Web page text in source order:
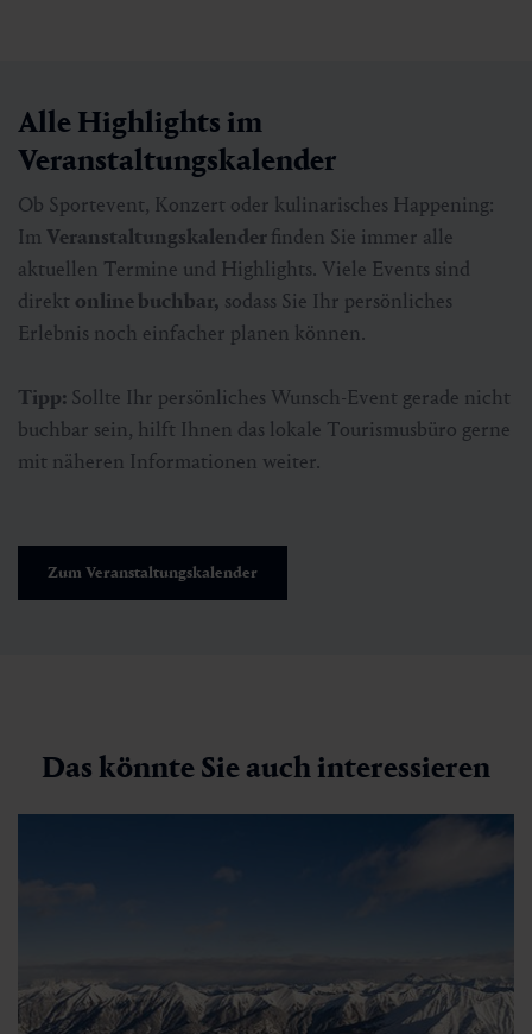
Alle Highlights im
Veranstaltungskalender
Ob Sportevent, Konzert oder kulinarisches Happening:
Im Veranstaltungskalenderfinden Sie immer alle
aktuellen Termine und Highlights. Viele Events sind
direkt online buchbar, sodass Sie Ihr persönliches
Erlebnis noch einfacher planen können.
Tipp: Sollte Ihr persönliches Wunsch-Event gerade nicht
buchbar sein, hilft Ihnen das lokale Tourismusbüro gerne
mit näheren Informationen weiter.
Zum Veranstaltungskalender
Das könnte Sie auch interessieren